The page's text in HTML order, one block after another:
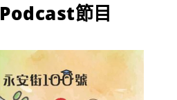
Podcast節目